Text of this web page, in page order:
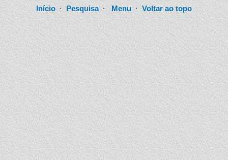
Início · Pesquisa·Menu ·Voltar ao topo